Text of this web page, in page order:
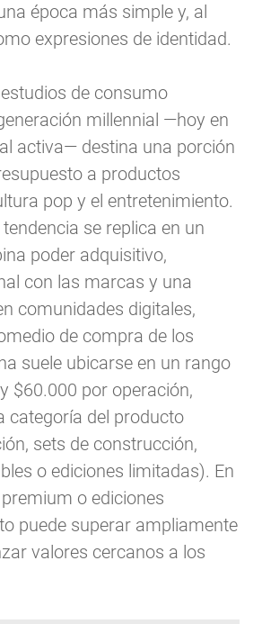
época más simple y, al
expresiones de identidad.
de consumo
millennial —hoy en
activa— destina una porción
a productos
pop y el entretenimiento.
se replica en un
poder adquisitivo,
con las marcas y una
comunidades digitales,
de compra de los
suele ubicarse en un rango
$60.000 por operación,
categoría del producto
sets de construcción,
o ediciones limitadas). En
o ediciones
puede superar ampliamente
valores cercanos a los